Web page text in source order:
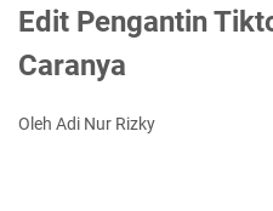
Edit Pengantin
Caranya
Oleh Adi Nur Rizky